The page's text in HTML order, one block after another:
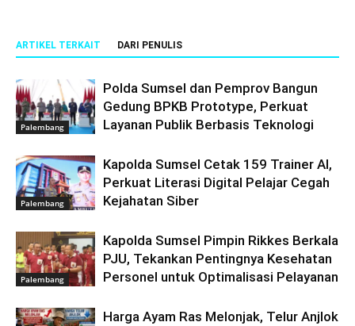
ARTIKEL TERKAIT DARI PENULIS
Palembang
Polda Sumsel dan Pemprov Bangun
Gedung BPKB Prototype, Perkuat
Layanan Publik Berbasis Teknologi
Palembang
Kapolda Sumsel Cetak 159 Trainer AI,
Perkuat Literasi Digital Pelajar Cegah
Kejahatan Siber
Palembang
Kapolda Sumsel Pimpin Rikkes Berkala
PJU, Tekankan Pentingnya Kesehatan
Personel untuk Optimalisasi Pelayanan
Harga Ayam Ras Melonjak, Telur Anjlok